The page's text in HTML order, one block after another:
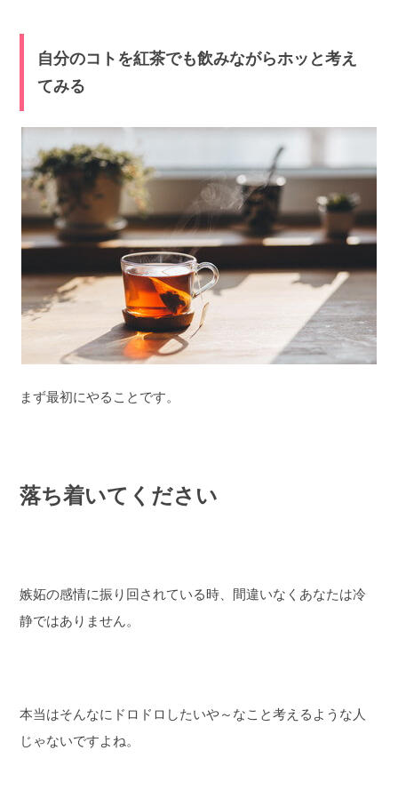
自分のコトを紅茶でも飲みながらホッと考え
てみる
まず最初にやることです。
落ち着いてください
嫉妬の感情に振り回されている時、間違いなくあなたは冷
静ではありません。
本当はそんなにドロドロしたいや～なこと考えるような人
じゃないですよね。